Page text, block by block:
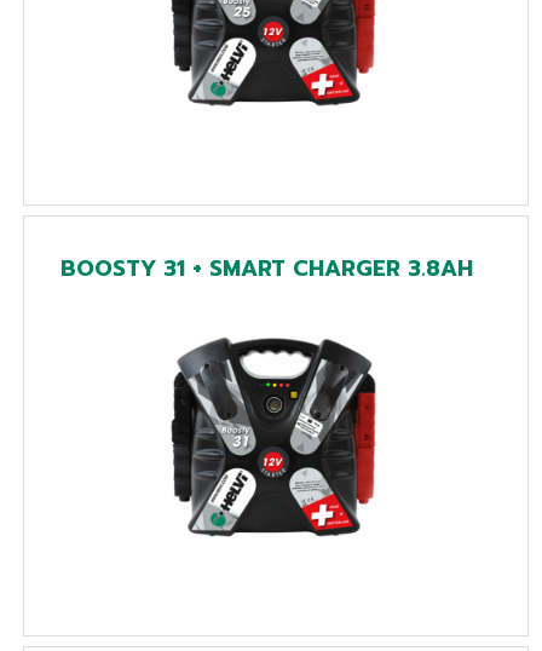
BOOSTY 31 + SMART CHARGER 3.8AH